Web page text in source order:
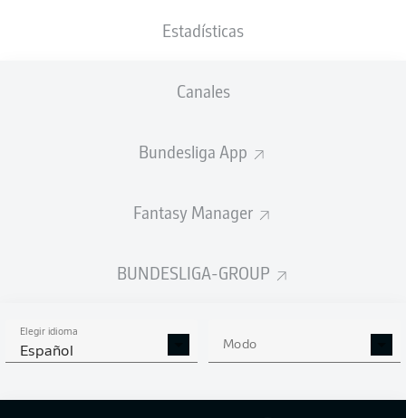
Estadísticas
Canales
Bundesliga App
Fantasy Manager
BUNDESLIGA-GROUP
Elegir idioma
Español Modo
1.68
(%)
421 465